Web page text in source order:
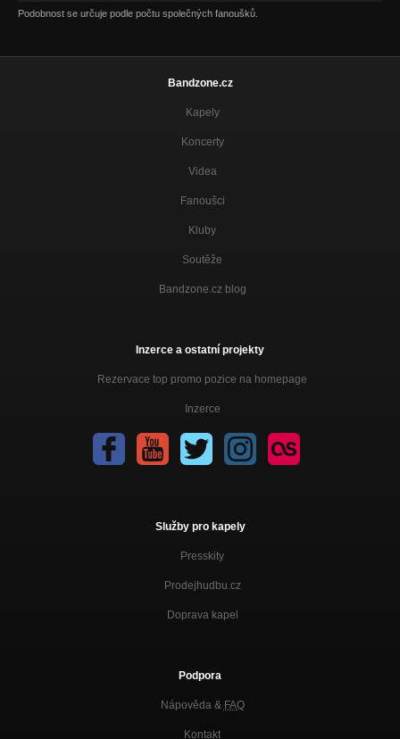
Podobnost se určuje podle počtu společných fanoušků.
Bandzone.cz
Kapely
Koncerty
Videa
Fanoušci
Kluby
Soutěže
Bandzone.cz blog
Inzerce a ostatní projekty
Rezervace top promo pozice na homepage
Inzerce
Služby pro kapely
Presskity
Prodejhudbu.cz
Doprava kapel
Podpora
Nápověda & FAQ
Kontakt